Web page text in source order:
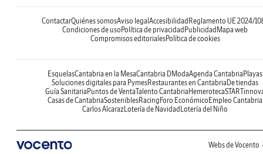
ContactarQuiénes somosAviso legal Accesibilidad Reglamento UE 2024/
Condiciones de uso Política de privacidad Publicidad Mapa web
Compromisos editorialesPolítica de cookies
EsquelasCantabria en la MesaCantabria DModaAgenda Cantabria Playas
Soluciones digitales para PymesRestaurantes en Cantabria De tiendas
Guía Sanitaria Puntos de VentaTalento Cantabria Hemeroteca
Casas de CantabriaSosteniblesRacing Foro Económico Empleo Cantabria
Carlos AlcarazLotería de Navidad Lotería del Niño
Webs de Vocento